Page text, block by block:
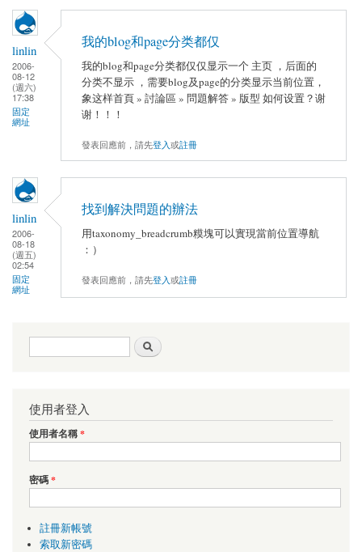
linlin
2006-
08-12
(週六)
17:38
固定
網址
我的blog和page分类都仅
我的blog和page分类都仅仅显示一个 主页 ，后面的
分类不显示 ，需要blog及page的分类显示当前位置，
象这样首頁 » 討論區 » 問題解答 » 版型 如何设置？谢
谢！！！
發表回應前，請先登入或註冊
linlin
2006-
08-18
(週五)
02:54
固定
網址
找到解決問題的辦法
用taxonomy_breadcrumb糢塊可以實現當前位置導航
：）
發表回應前，請先登入或註冊
搜尋表單
使用者登入
使用者名稱*
密碼*
註冊新帳號
索取新密碼